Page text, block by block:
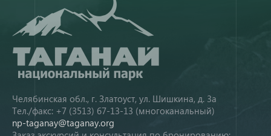
Челябинская обл., г. Златоуст, ул. Шишкина, д. 3а
Тел./факс: +7 (3513) 67-13-13 (многоканальный)
np-taganay@taganay.org